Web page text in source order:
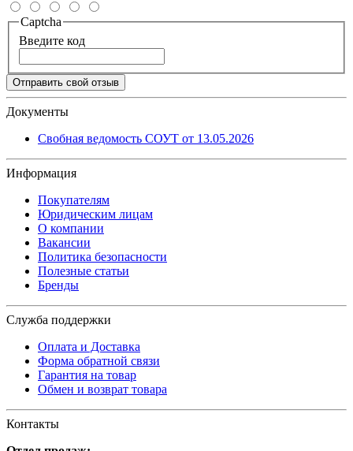
Captcha
Введите код
Отправить свой отзыв
Документы
Свобная ведомость СОУТ от 13.05.2026
Информация
Покупателям
Юридическим лицам
О компании
Вакансии
Политика безопасности
Полезные статьи
Бренды
Служба поддержки
Оплата и Доставка
Форма обратной связи
Гарантия на товар
Обмен и возврат товара
Контакты